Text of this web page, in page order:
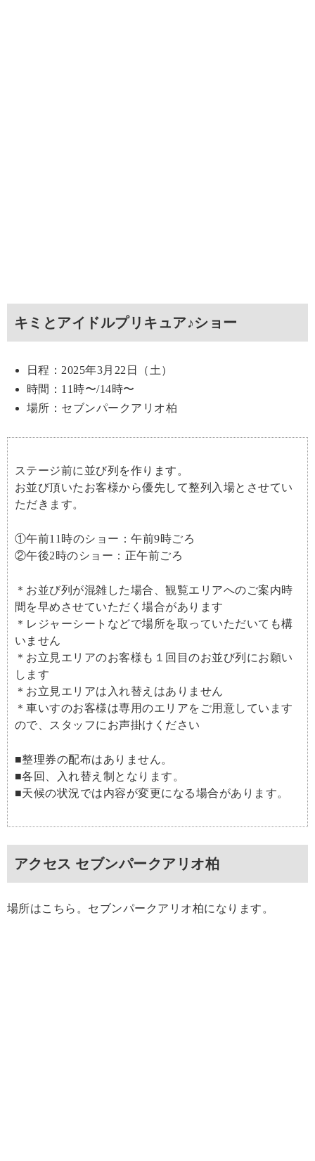
キミとアイドルプリキュア♪ショー
日程：2025年3月22日（土）
時間：11時〜/14時〜
場所：セブンパークアリオ柏
ステージ前に並び列を作ります。
お並び頂いたお客様から優先して整列入場とさせてい
ただきます。
①午前11時のショー：午前9時ごろ
②午後2時のショー：正午前ごろ
＊お並び列が混雑した場合、観覧エリアへのご案内時
間を早めさせていただく場合があります
＊レジャーシートなどで場所を取っていただいても構
いません
＊お立見エリアのお客様も１回目のお並び列にお願い
します
＊お立見エリアは入れ替えはありません
＊車いすのお客様は専用のエリアをご用意しています
ので、スタッフにお声掛けください
■整理券の配布はありません。
■各回、入れ替え制となります。
■天候の状況では内容が変更になる場合があります。
アクセス セブンパークアリオ柏
場所はこちら。セブンパークアリオ柏になります。